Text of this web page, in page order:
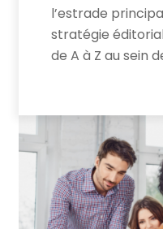
l’estrade
stratégie
de A à Z au sein